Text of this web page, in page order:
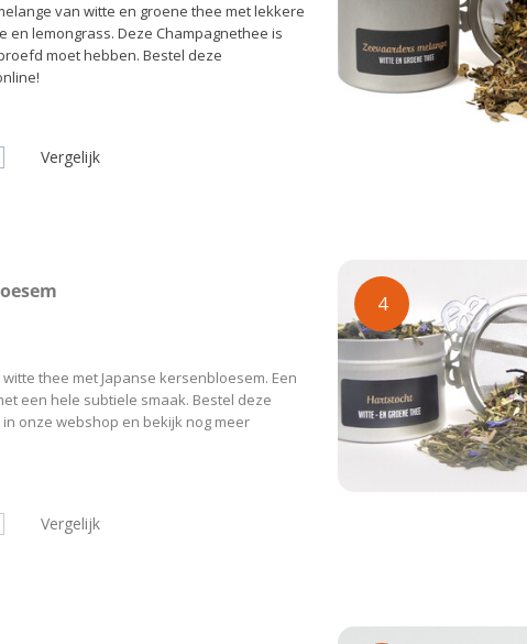
van witte en groene thee met lekkere
en lemongrass. Deze Champagnethee is
moet hebben. Bestel deze
Vergelijk
thee met Japanse kersenbloesem. Een
een hele subtiele smaak. Bestel deze
onze webshop en bekijk nog meer
Vergelijk
4